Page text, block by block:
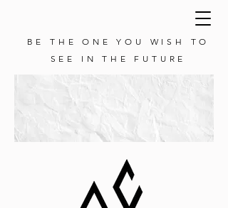
BE THE ONE YOU WISH TO
SEE IN THE FUTURE